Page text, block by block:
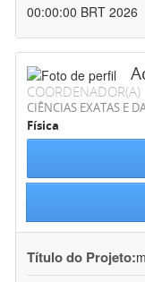
00:00:00 BRT 2026
COORDENADOR(A)
CIÊNCIAS EXATAS E
Física
Título do Projeto: